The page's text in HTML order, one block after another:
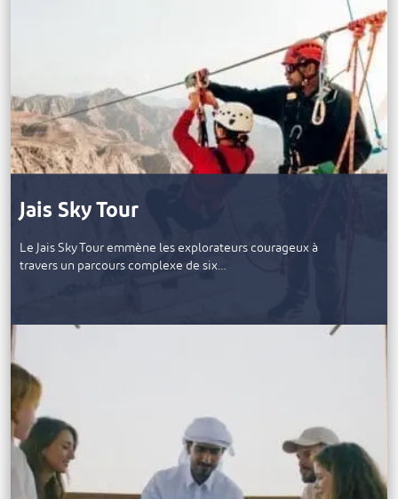
Jais Sky Tour
Le Jais Sky Tour emmène les explorateurs courageux à
travers un parcours complexe de six…